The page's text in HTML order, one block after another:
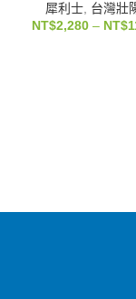
犀利士, 台灣壯
NT$2,280 – NT$